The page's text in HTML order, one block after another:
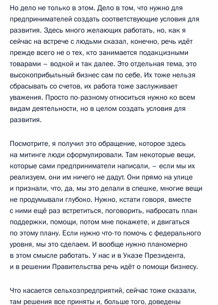
Но дело не только в этом. Дело в том, что нужно для
предпринимателей создать соответствующие условия для
развития. Здесь много желающих работать, но, как я
сейчас на встрече с людьми сказал, конечно, речь идёт
прежде всего не о тех, кто занимается подакцизными
товарами – водкой и так далее. Это отдельная тема, это
высокоприбыльный бизнес сам по себе. Их тоже нельзя
сбрасывать со счетов, их работа тоже заслуживает
уважения. Просто по-разному относиться нужно ко всем
видам деятельности, но в целом создать условия для
развития.
Посмотрите, я получил это обращение, которое здесь
на митинге люди сформулировали. Там некоторые вещи,
которые сами предприниматели написали, – если мы их
реализуем, они им ничего не дадут. Они прямо на улице
и признали, что, да, мы это делали в спешке, многие вещи
не продумывали глубоко. Нужно, кстати говоря, вместе
с ними ещё раз встретиться, поговорить, набросать план
поддержки, помощи, потом мне покажете, и двигаться
по этому плану. Если нужно что-то помочь с федерального
уровня, мы это сделаем. И вообще нужно планомерно
в этом смысле работать. У нас и в Указе Президента,
и в решении Правительства речь идёт о помощи бизнесу.
Что касается сельхозпредприятий, сейчас тоже сказали,
там решения все приняты и, больше того, доведены